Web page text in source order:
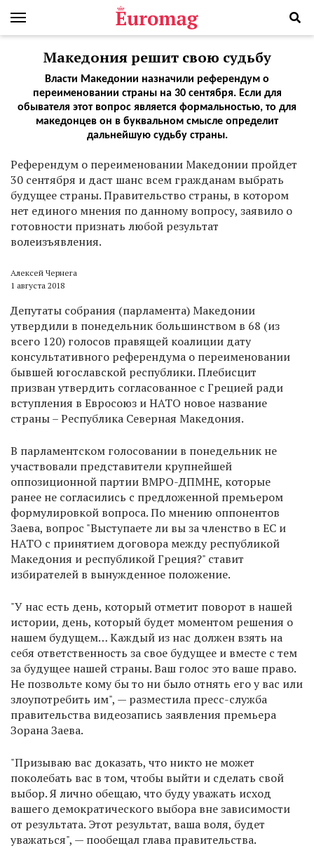
Македония решит свою судьбу
Власти Македонии назначили референдум о
переименовании страны на 30 сентября. Если для
обывателя этот вопрос является формальностью, то для
македонцев он в буквальном смысле определит
дальнейшую судьбу страны.
Референдум о переименовании Македонии пройдет
30 сентября и даст шанс всем гражданам выбрать
будущее страны. Правительство страны, в котором
нет единого мнения по данному вопросу, заявило о
готовности признать любой результат
волеизъявления.
Алексей Чернега
1 августа 2018
Депутаты собрания (парламента) Македонии
утвердили в понедельник большинством в 68 (из
всего 120) голосов правящей коалиции дату
консультативного референдума о переименовании
бывшей югославской республики. Плебисцит
призван утвердить согласованное с Грецией ради
вступления в Евросоюз и НАТО новое название
страны – Республика Северная Македония.
В парламентском голосовании в понедельник не
участвовали представители крупнейшей
оппозиционной партии ВМРО-ДПМНЕ, которые
ранее не согласились с предложенной премьером
формулировкой вопроса. По мнению оппонентов
Заева, вопрос "Выступаете ли вы за членство в ЕС и
НАТО с принятием договора между республикой
Македония и республикой Греция?" ставит
избирателей в вынужденное положение.
"У нас есть день, который отметит поворот в нашей
истории, день, который будет моментом решения о
нашем будущем… Каждый из нас должен взять на
себя ответственность за свое будущее и вместе с тем
за будущее нашей страны. Ваш голос это ваше право.
Не позвольте кому бы то ни было отнять его у вас или
злоупотребить им", — разместила пресс-служба
правительства видеозапись заявления премьера
Зорана Заева.
"Призываю вас доказать, что никто не может
поколебать вас в том, чтобы выйти и сделать свой
выбор. Я лично обещаю, что буду уважать исход
вашего демократического выбора вне зависимости
от результата. Этот результат, ваша воля, будет
уважаться", — пообещал глава правительства.